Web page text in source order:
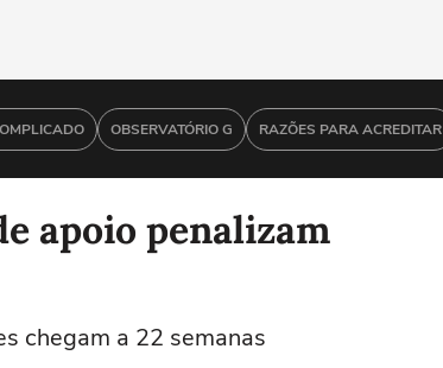
OBSERVATÓRIO G RAZÕES PARA ACREDITAR
apoio penalizam
chegam a 22 semanas